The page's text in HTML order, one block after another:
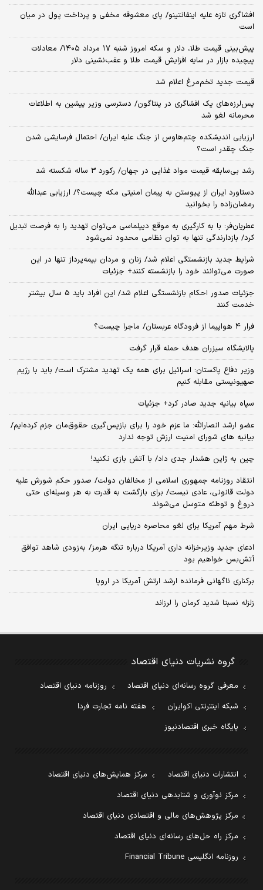
افشاگری تازه علیه اینفانتینو/ پای معشوقه مخفی و پرداخت پول در میان
است
پیش‌بینی قیمت طلا، دلار و سکه امروز شنبه ۱۷ مرداد ۱۴۰۵/ معادلات
پیچیده بازار در سایه افزایش قیمت طلا و عقب‌نشینی دلار
قیمت جدید تخم‌مرغ اعلام شد
پس‌لرزه‌های یک افشاگری در پنتاگون/ دسترسی وزیر پیشین به اطلاعات
محرمانه لغو شد
ارزیابی اندیشکده چتم‌هاوس از جنگ علیه ایران/ احتمال فرسایشی شدن
جنگ چقدر است؟
رشد بی‌سابقه قیمت مواد غذایی در جهان/ رکورد 3 ساله شکسته شد
دستاورد ایران از پیوستن به پیمان امنیتی مکه چیست؟/ ارزیابی عبدالله
رمضان‌زاده را بخوانید
عطریان‌فر: با به کارگیری به موقع دیپلماسی می‌توان تهدید را به فرصت تبدیل
کرد/ بازدارندگی تنها به توان نظامی محدود نمی‌شود
شرایط جدید بازنشستگی اعلام شد/ زنان و مردان بیمه‌پرداز تنها در این
صورت می‌توانند خود را بازنشسته کنند+ جزئیات
جزئیات صدور احکام بازنشستگی اعلام شد/ این افراد باید 5 سال بیشتر
خدمت کنند
فرار 4 هواپیما از فرودگاه عربستان/ ماجرا چیست؟
پالایشگاه سیزران هدف حمله قرار گرفت
وزیر دفاع پاکستان: اسرائیل برای همه یک تهدید مشترک است/ باید با رژیم
صهیونیستی مقابله کنیم
سپاه بیانیه جدید صادر کرد+ جزئیات
عضو ارشد انصارالله: ما عزم خود را برای بازپس‌گیری حقوق‌مان جزم کرده‌ایم/
بیانیه‌ های شورای امنیت ارزش توجه ندارد
چین به ژاپن هشدار جدی داد/ با آتش بازی نکنید!
انتقاد روزنامه جمهوری اسلامی از مخالفان دولت/ صدور حکم شورش علیه
دولت قانونی، عادی نیست/ برای بازگشت به قدرت به هر وسیله‌ای حتی
دروغ و توطئه متوسل می‌شوند
شرط مهم آمریکا برای لغو محاصره دریایی ایران
ادعای جدید وزیرخزانه داری آمریکا درباره تنگه هرمز/ به‌زودی شاهد توافق
آتش‌بس خواهیم بود
برکناری ناگهانی فرمانده ارشد ارتش آمریکا در اروپا
زلزله نسبتا شدید کرمان را لرزاند
گروه نشریات دنیای اقتصاد
معرفی گروه رسانه‌ای دنیای اقتصاد
روزنامه دنیای اقتصاد
شبکه اینترنتی اکوایران
هفته نامه تجارت فردا
پایگاه خبری اقتصادنیوز
انتشارات دنیای اقتصاد
مرکز همایش‌های دنیای اقتصاد
مرکز نوآوری و شتابدهی دنیای اقتصاد
مرکز پژوهش‌های مالی و اقتصادی دنیای اقتصاد
مرکز راه حل‌های رسانه‌ای دنیای اقتصاد
روزنامه انگلیسی Financial Tribune